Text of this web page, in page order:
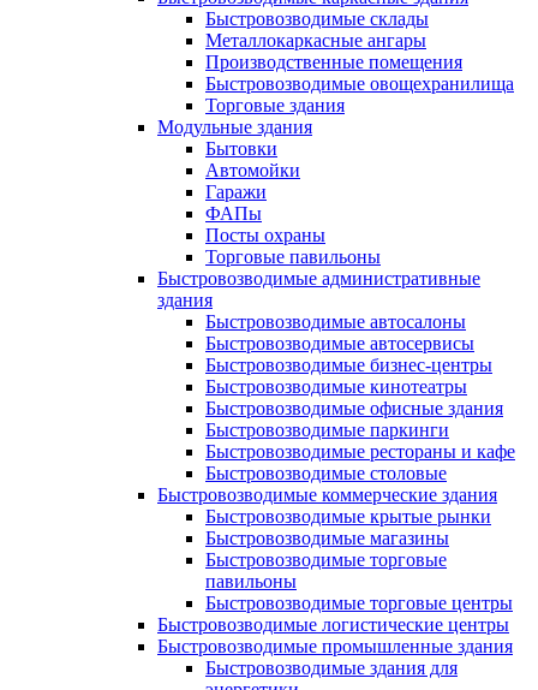
Быстровозводимые склады
Металлокаркасные ангары
Производственные помещения
Быстровозводимые овощехранилища
Торговые здания
Модульные здания
Бытовки
Автомойки
Гаражи
ФАПы
Посты охраны
Торговые павильоны
Быстровозводимые административные
здания
Быстровозводимые автосалоны
Быстровозводимые автосервисы
Быстровозводимые бизнес-центры
Быстровозводимые кинотеатры
Быстровозводимые офисные здания
Быстровозводимые паркинги
Быстровозводимые рестораны и кафе
Быстровозводимые столовые
Быстровозводимые коммерческие здания
Быстровозводимые крытые рынки
Быстровозводимые магазины
Быстровозводимые торговые
павильоны
Быстровозводимые торговые центры
Быстровозводимые логистические центры
Быстровозводимые промышленные здания
Быстровозводимые здания для